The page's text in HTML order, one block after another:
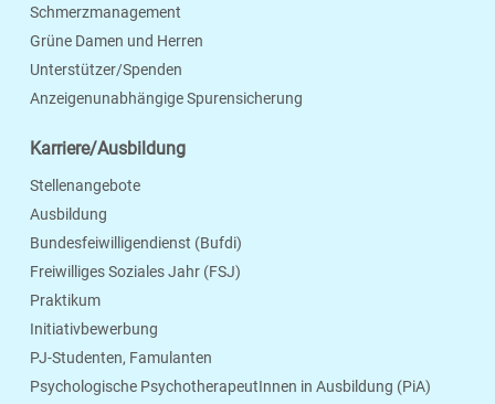
Schmerzmanagement
Grüne Damen und Herren
Unterstützer/Spenden
Anzeigenunabhängige Spurensicherung
Karriere/Ausbildung
Stellenangebote
Ausbildung
Bundesfeiwilligendienst (Bufdi)
Freiwilliges Soziales Jahr (FSJ)
Praktikum
Initiativbewerbung
PJ-Studenten, Famulanten
Psychologische PsychotherapeutInnen in Ausbildung (PiA)